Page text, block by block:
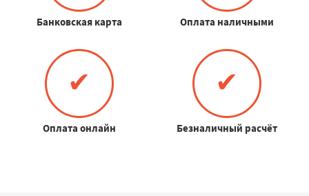
Банковская карта Оплата наличными
✔
Оплата онлайн
✔
Безналичный расчёт